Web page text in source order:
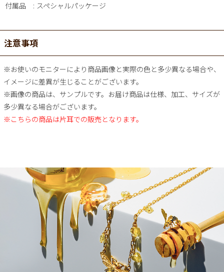
付属品 スペシャルパッケージ
注意事項
※お使いのモニターにより商品画像と実際の色と多少異なる場合や、
イメージに差異が生じることがございます。
※画像の商品は、サンプルです。お届け商品は仕様、加工、サイズが
多少異なる場合がございます。
※こちらの商品は片耳での販売となります。